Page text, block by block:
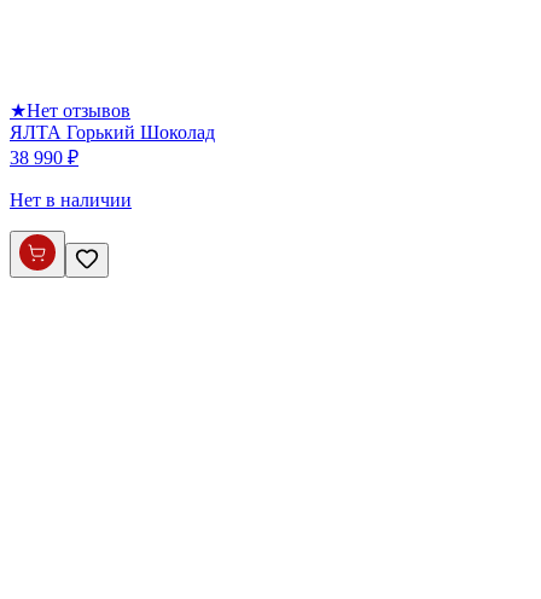
★Нет отзывов
ЯЛТА Горький Шоколад
38 990 ₽
Нет в наличии